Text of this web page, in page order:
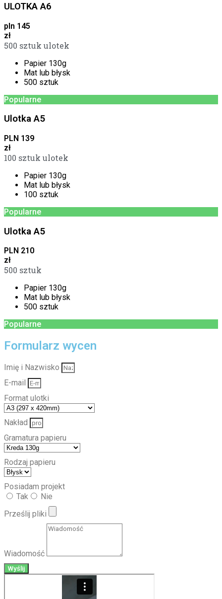
ULOTKA A6
pln 145
zł
500 sztuk ulotek
Papier 130g
Mat lub błysk
500 sztuk
Popularne
Ulotka A5
PLN 139
zł
100 sztuk ulotek
Papier 130g
Mat lub błysk
100 sztuk
Popularne
Ulotka A5
PLN 210
zł
500 sztuk
Papier 130g
Mat lub błysk
500 sztuk
Popularne
Formularz wycen
Imię i Nazwisko
E-mail
Format ulotki
Nakład
Gramatura papieru
Rodzaj papieru
Posiadam projekt
Tak
Nie
Prześlij pliki
Wiadomość
Wyślij